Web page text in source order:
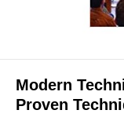
Modern
Proven